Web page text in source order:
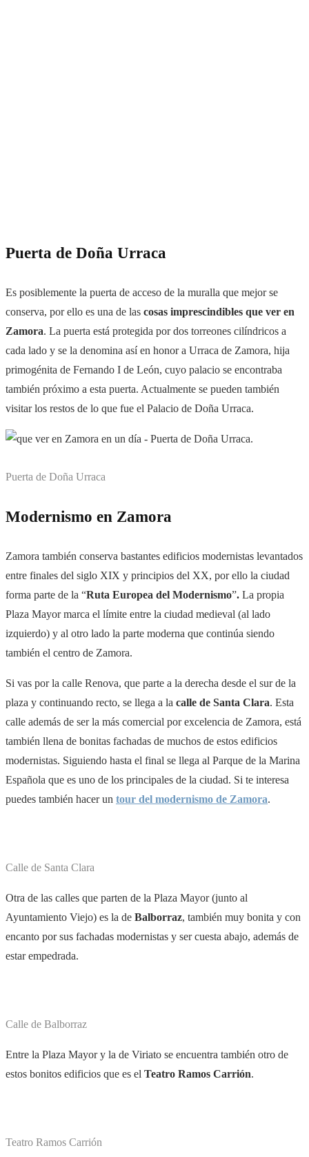
Puerta de Doña Urraca
Es posiblemente la puerta de acceso de la muralla que mejor se
conserva, por ello es una de las cosas imprescindibles que ver en
Zamora. La puerta está protegida por dos torreones cilíndricos a
cada lado y se la denomina así en honor a Urraca de Zamora, hija
primogénita de Fernando I de León, cuyo palacio se encontraba
también próximo a esta puerta. Actualmente se pueden también
visitar los restos de lo que fue el Palacio de Doña Urraca.
Puerta de Doña Urraca
Modernismo en Zamora
Zamora también conserva bastantes edificios modernistas levantados
entre finales del siglo XIX y principios del XX, por ello la ciudad
forma parte de la “Ruta Europea del Modernismo”. La propia
Plaza Mayor marca el límite entre la ciudad medieval (al lado
izquierdo) y al otro lado la parte moderna que continúa siendo
también el centro de Zamora.
Si vas por la calle Renova, que parte a la derecha desde el sur de la
plaza y continuando recto, se llega a la calle de Santa Clara. Esta
calle además de ser la más comercial por excelencia de Zamora, está
también llena de bonitas fachadas de muchos de estos edificios
modernistas. Siguiendo hasta el final se llega al Parque de la Marina
Española que es uno de los principales de la ciudad. Si te interesa
puedes también hacer un tour del modernismo de Zamora.
Calle de Santa Clara
Otra de las calles que parten de la Plaza Mayor (junto al
Ayuntamiento Viejo) es la de Balborraz, también muy bonita y con
encanto por sus fachadas modernistas y ser cuesta abajo, además de
estar empedrada.
Calle de Balborraz
Entre la Plaza Mayor y la de Viriato se encuentra también otro de
estos bonitos edificios que es el Teatro Ramos Carrión.
Teatro Ramos Carrión